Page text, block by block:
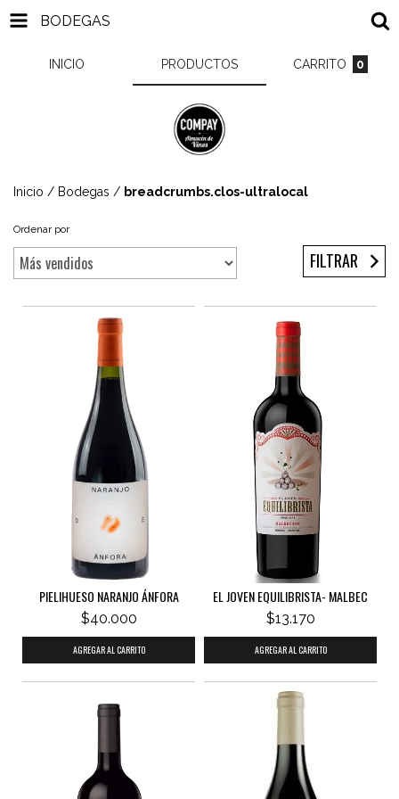
BODEGAS
INICIO PRODUCTOS CARRITO 0
Inicio / Bodegas / breadcrumbs.clos-ultralocal
Ordenar por
FILTRAR
PIELIHUESO NARANJO ÁNFORA
$40.000
EL JOVEN EQUILIBRISTA- MALBEC
$13.170